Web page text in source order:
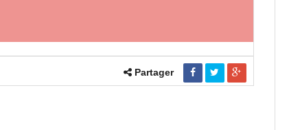
Partager